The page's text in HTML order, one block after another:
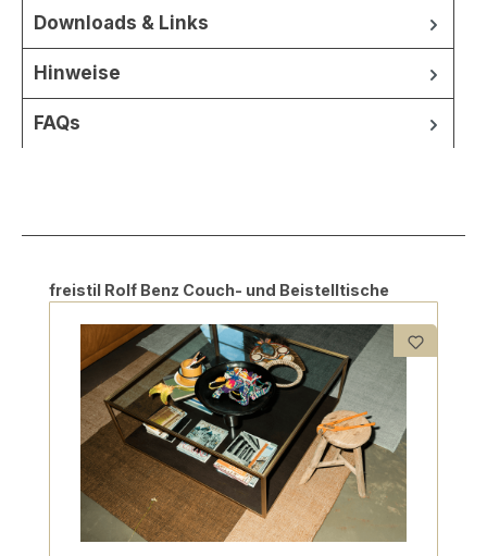
Downloads & Links
Hinweise
FAQs
Produktgalerie überspringen
freistil Rolf Benz Couch- und Beistelltische